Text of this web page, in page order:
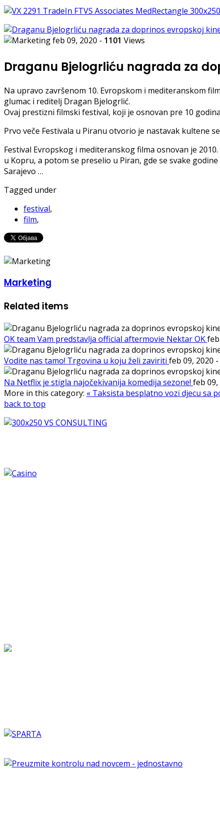
feb 09, 2020 - 1101 Views
Draganu Bjelogrliću nagrada za
Na upravo završenom 10. Evropskom i mediteranskom
glumac i reditelj Dragan Bjelogrlić.
Ovaj prestizni filmski festival, koji je osnovan pre 10
Prvo veče Festivala u Piranu otvorio je nastavak kultene
Festival Evropskog i mediteranskog filma osnovan je
u Kopru, a potom se preselio u Piran, gde se svake
Sarajevo …
Tagged under
festival,
film,
Marketing
Related items
OK team Vam predstavlja official aftermovie Nektar OK
Vodite nas tamo! Trgovina u koju želi zaviriti feb 09, 2020 -
Na Netflix je stigla najočekivanija komedija sezone! feb
More in this category: « Taksista besplatno vozi djecu sa
back to top